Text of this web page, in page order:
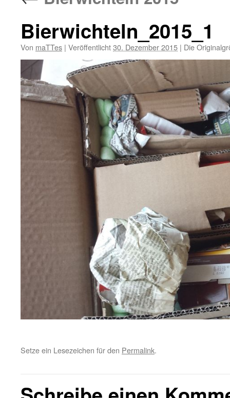
Bierwichteln_2015_1
Von maTTes | Veröffentlicht30. Dezember 2015 | Die
Setze ein Lesezeichen für den Permalink.